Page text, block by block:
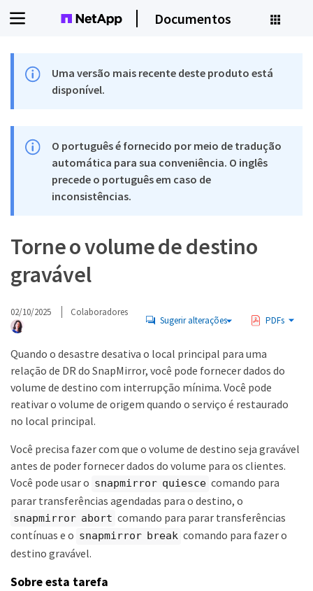
Documentos
Uma versão mais recente deste produto está
disponível.
O português é fornecido por meio de tradução
automática para sua conveniência. O inglês
precede o português em caso de
inconsistências.
Torne o volume de destino
gravável
02/10/2025 Colaboradores
Sugerir alterações PDFs
Quando o desastre desativa o local principal para uma
relação de DR do SnapMirror, você pode fornecer dados do
volume de destino com interrupção mínima. Você pode
reativar o volume de origem quando o serviço é restaurado
no local principal.
Você precisa fazer com que o volume de destino seja gravável
antes de poder fornecer dados do volume para os clientes.
Você pode usar o snapmirror quiesce comando para
parar transferências agendadas para o destino, o
snapmirror abort comando para parar transferências
contínuas e o snapmirror break comando para fazer o
destino gravável.
Sobre esta tarefa